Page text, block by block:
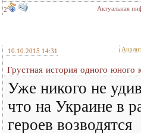
2 Актуальная
10.10.2015 14:31
Грустная история одного юного
Уже никого не
что на Украине в
героев возводятся